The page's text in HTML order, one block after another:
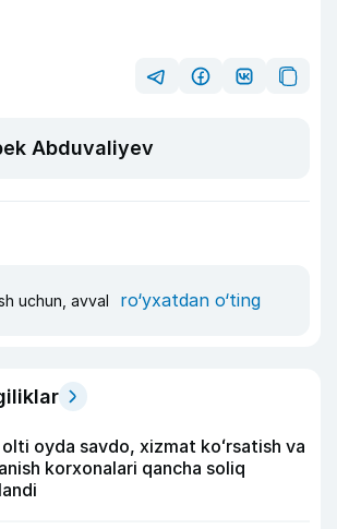
Abduvaliyev
uchun, avval ro‘yxatdan o‘ting
oyda savdo, xizmat koʻrsatish va
korxonalari qancha soliq